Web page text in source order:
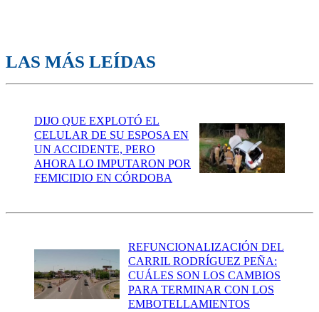
LAS MÁS LEÍDAS
DIJO QUE EXPLOTÓ EL
CELULAR DE SU ESPOSA EN
UN ACCIDENTE, PERO
AHORA LO IMPUTARON POR
FEMICIDIO EN CÓRDOBA
REFUNCIONALIZACIÓN DEL
CARRIL RODRÍGUEZ PEÑA:
CUÁLES SON LOS CAMBIOS
PARA TERMINAR CON LOS
EMBOTELLAMIENTOS